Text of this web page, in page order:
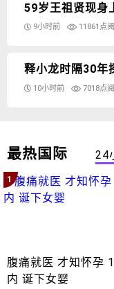
59岁王祖贤现身
9小时前 11861点阅
释小龙时隔30年
10小时前 7018点阅
最热国际 24
1
腹痛就医 才知怀孕
内 诞下女婴